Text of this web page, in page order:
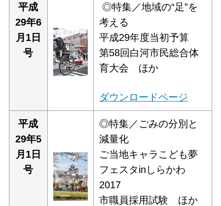
平成
29年6
月1日
号
◎特集／地域の“足”を
考える
平成29年度当初予算
第58回白河市民総合体
育大会 ほか
ダウンロードページ
平成
29年5
月1日
号
◎特集／ごみの分別と
減量化
ご当地キャラこども夢
フェスタinしらかわ
2017
市職員採用試験 ほか